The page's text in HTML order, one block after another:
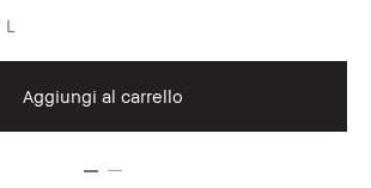
Aggiungi al carrello